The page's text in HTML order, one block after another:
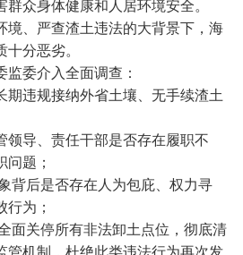
众身体健康和人居环境安全。
、严查渣土违法的大背景下，海
分恶劣。
委介入全面调查：
违规接纳外省土壤、无手续渣土
导、责任干部是否存在履职不
问题；
后是否存在人为包庇、权力寻
为；
关停所有非法卸土点位，彻底清
管机制，杜绝此类违法行为再次发